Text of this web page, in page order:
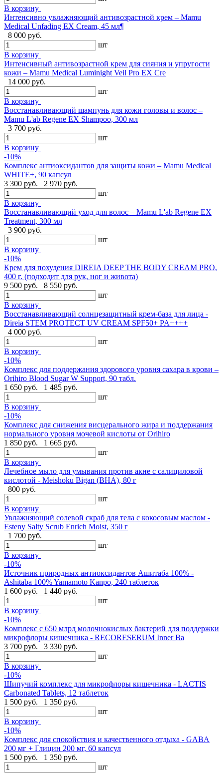
В корзину
Интенсивно увлажняющий антивозрастной крем – Mamu
Medical Unfading EX Cream, 45 мл¶
8 000 руб.
шт
В корзину
Интенсивный антивозрастной крем для сияния и упругости
кожи – Mamu Medical Luminight Veil Pro EX Cre
14 000 руб.
шт
В корзину
Восстанавливающий шампунь для кожи головы и волос –
Mamu L'ab Regene EX Shampoo, 300 мл
3 700 руб.
шт
В корзину
-10%
Комплекс антиоксидантов для защиты кожи – Mamu Medical
WHITE+, 90 капсул
3 300 руб.
2 970 руб.
шт
В корзину
Восстанавливающий уход для волос – Mamu L'ab Regene EX
Treatment, 300 мл
3 900 руб.
шт
В корзину
-10%
Крем для похудения DIREIA DEEP THE BODY CREAM PRO,
400 г. (подходит для рук, ног и живота)
9 500 руб.
8 550 руб.
шт
В корзину
Восстанавливающий солнцезащитный крем-база для лица -
Direia STEM PROTECT UV CREAM SPF50+ PA++++
4 000 руб.
шт
В корзину
-10%
Комплекс для поддержания здорового уровня сахара в крови –
Orihiro Blood Sugar W Support, 90 табл.
1 650 руб.
1 485 руб.
шт
В корзину
-10%
Комплекс для снижения висцерального жира и поддержания
нормального уровня мочевой кислоты от Orihiro
1 850 руб.
1 665 руб.
шт
В корзину
Лечебное мыло для умывания против акне с салициловой
кислотой - Meishoku Bigan (BHA), 80 г
800 руб.
шт
В корзину
Увлажняющий солевой скраб для тела с кокосовым маслом -
Esteny Salty Scrub Enrich Moist, 350 г
1 700 руб.
шт
В корзину
-10%
Источник природных антиоксидантов Ашитаба 100% -
Ashitaba 100% Yamamoto Kanpo, 240 таблеток
1 600 руб.
1 440 руб.
шт
В корзину
-10%
Комплекс с 650 млрд молочнокислых бактерий для поддержки
микрофлоры кишечника - RECORESERUM Inner Ba
3 700 руб.
3 330 руб.
шт
В корзину
-10%
Шипучий комплекс для микрофлоры кишечника - LACTIS
Carbonated Tablets, 12 таблеток
1 500 руб.
1 350 руб.
шт
В корзину
-10%
Комплекс для спокойствия и качественного отдыха - GABA
200 мг + Глицин 200 мг, 60 капсул
1 500 руб.
1 350 руб.
шт